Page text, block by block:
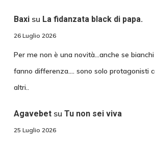
Baxisu La fidanzata black di papa.
26 Luglio 2026
Per me non è una novità...anche se
fanno differenza.... sono solo protagonisti
altri..
Agavebetsu Tu non sei viva
25 Luglio 2026